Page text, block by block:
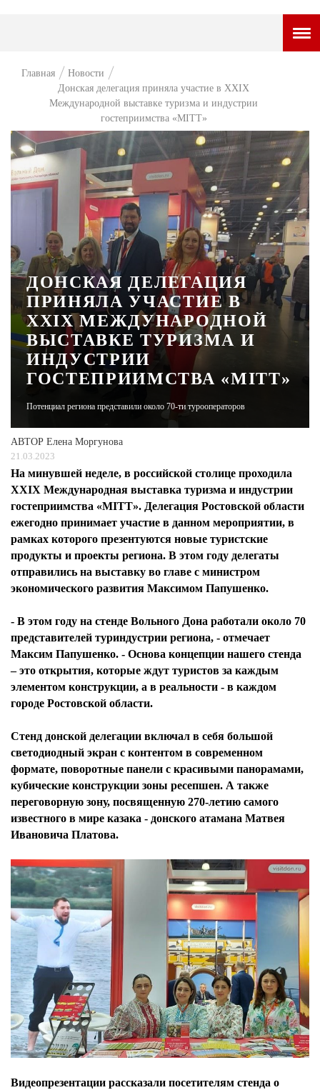
НОВОСТИ
ВОПРОС НЕДЕЛИ
ПРЕМЬЕРА
ТАМ И ТУТ
СТИЛЬ ЖИЗНИ
ХАЙП
ЧЕЛОВЕК ОСОБЕННЫЙ
КУЛЬТ ЕДЫ
АФИША
ЖУРНАЛ
Главная
Новости
Донская делегация приняла участие в XXIX
Международной выставке туризма и индустрии
гостеприимства «MITT»
ДОНСКАЯ ДЕЛЕГАЦИЯ
ПРИНЯЛА УЧАСТИЕ В
XXIX МЕЖДУНАРОДНОЙ
ВЫСТАВКЕ ТУРИЗМА И
ИНДУСТРИИ
ГОСТЕПРИИМСТВА «MITT»
Потенциал региона представили около 70-ти турооператоров
АВТОР Елена Моргунова
21.03.2023
На минувшей неделе, в российской столице проходила
XXIX Международная выставка туризма и индустрии
гостеприимства «MITT». Делегация Ростовской области
ежегодно принимает участие в данном мероприятии, в
рамках которого презентуются новые туристские
продукты и проекты региона. В этом году делегаты
отправились на выставку во главе с министром
экономического развития Максимом Папушенко.
- В этом году на стенде Вольного Дона работали около 70
представителей туриндустрии региона, - отмечает
Максим Папушенко. - Основа концепции нашего стенда
– это открытия, которые ждут туристов за каждым
элементом конструкции, а в реальности - в каждом
городе Ростовской области.
Стенд донской делегации включал в себя большой
светодиодный экран с контентом в современном
формате, поворотные панели с красивыми панорамами,
кубические конструкции зоны ресепшен. А также
переговорную зону, посвященную 270-летию самого
известного в мире казака - донского атамана Матвея
Ивановича Платова.
Видеопрезентации рассказали посетителям стенда о